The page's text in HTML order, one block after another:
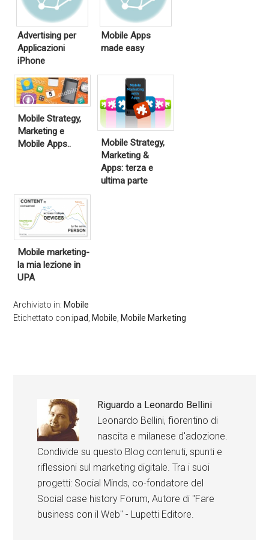
Advertising per
Applicazioni
iPhone
Mobile Apps
made easy
Mobile Strategy,
Marketing e
Mobile Apps..
Mobile Strategy,
Marketing &
Apps: terza e
ultima parte
Mobile marketing-
la mia lezione in
UPA
Archiviato in: Mobile
Etichettato con:ipad Mobile Mobile Marketing
Riguardo a Leonardo Bellini
Leonardo Bellini, fiorentino di
nascita e milanese d'adozione.
Condivide su questo Blog contenuti, spunti e
riflessioni sul marketing digitale. Tra i suoi
progetti: Social Minds, co-fondatore del
Social case history Forum, Autore di "Fare
business con il Web" - Lupetti Editore.